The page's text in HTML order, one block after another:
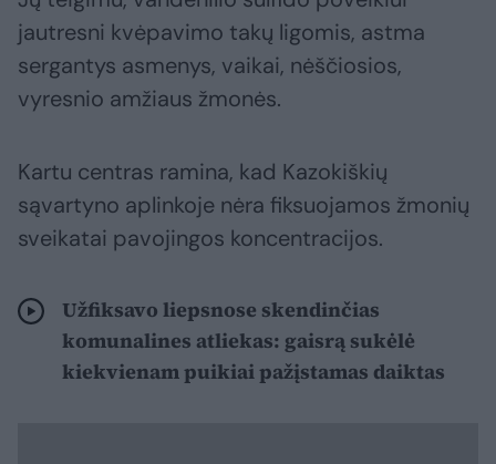
jautresni kvėpavimo takų ligomis, astma
sergantys asmenys, vaikai, nėščiosios,
vyresnio amžiaus žmonės.
Kartu centras ramina, kad Kazokiškių
sąvartyno aplinkoje nėra fiksuojamos žmonių
sveikatai pavojingos koncentracijos.
Užfiksavo liepsnose skendinčias
komunalines atliekas: gaisrą sukėlė
kiekvienam puikiai pažįstamas daiktas